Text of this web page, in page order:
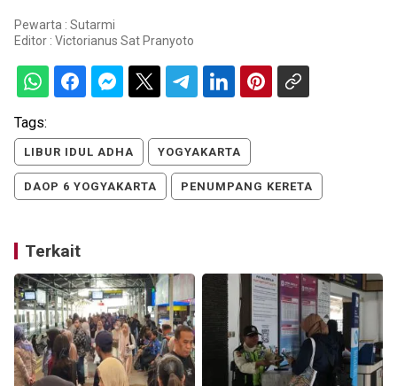
Pewarta : Sutarmi
Editor : Victorianus Sat Pranyoto
Tags:
LIBUR IDUL ADHA YOGYAKARTA
DAOP 6 YOGYAKARTA PENUMPANG KERETA
Terkait